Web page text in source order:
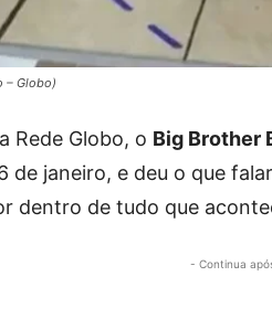
– Globo)
Rede Globo, o Big Brother
de janeiro, e deu o que
dentro de tudo que
- Continua